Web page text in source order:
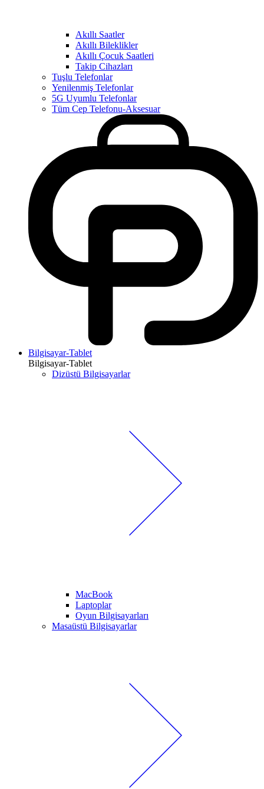
Akıllı Saatler
Akıllı Bileklikler
Akıllı Çocuk Saatleri
Takip Cihazları
Tuşlu Telefonlar
Yenilenmiş Telefonlar
5G Uyumlu Telefonlar
Tüm Cep Telefonu-Aksesuar
Bilgisayar-Tablet
Bilgisayar-Tablet
Dizüstü Bilgisayarlar
MacBook
Laptoplar
Oyun Bilgisayarları
Masaüstü Bilgisayarlar